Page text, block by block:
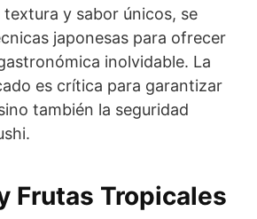
y sabor únicos, se
japonesas para ofrecer
inolvidable. La
es crítica para garantizar
también la seguridad
Frutas Tropicales